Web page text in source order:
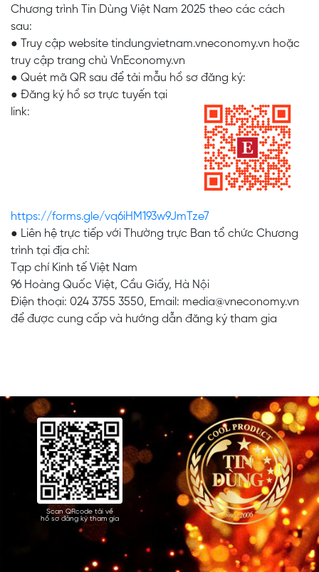
Chương trình Tin Dùng Việt Nam 2025 theo các cách
sau:
● Truy cập website tindungvietnam.vneconomy.vn hoặc
truy cập trang chủ VnEconomy.vn
● Quét mã QR sau để tải mẫu hồ sơ đăng ký:
● Đăng ký hồ sơ trực tuyến tại
link:
https://forms.gle/vq6iHM193w9JmTze7
● Liên hệ trực tiếp với Thường trực Ban tổ chức Chương
trình tại địa chỉ:
Tạp chí Kinh tế Việt Nam
96 Hoàng Quốc Việt, Cầu Giấy, Hà Nội
Điện thoại: 024 3755 3550, Email: media@vneconomy.vn
để được cung cấp và hướng dẫn đăng ký tham gia
Scan QRcode tải về
hồ sơ đăng ký tham gia